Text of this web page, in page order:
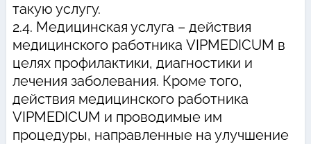
такую услугу.
2.4. Медицинская услуга – действия
медицинского работника VIPMEDICUM в
целях профилактики, диагностики и
лечения заболевания. Кроме того,
действия медицинского работника
VIPMEDICUM и проводимые им
процедуры, направленные на улучшение